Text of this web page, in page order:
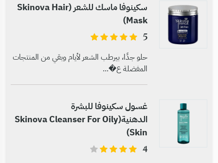
سكينوفا ماسك للشعر (Skinova Hair
Mask)
5
حلو جدًا، بيرطب الشعر لأيام وبقي من المنتجات
المفضلة ع�...
غسول سكينوفا للبشرة
الدهنية(Skinova Cleanser For Oily
Skin)
4